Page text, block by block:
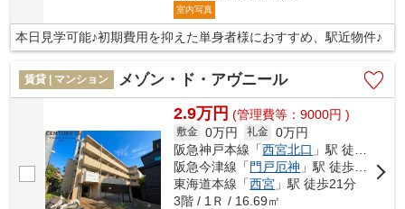
室内写真
本日見学可能♪初期費用を抑えた単身者様におすすめ、駅近物件♪
賃貸 | マンション メゾン・ド・アヴニール
2.9万円 (管理費等：9000円 )
敷金 0万円 礼金 0万円
阪急神戸本線「西宮北口 」駅 徒歩14分
阪急今津線「門戸厄神 」駅 徒歩18分
東海道本線「西宮 」駅 徒歩21分
3階 / 1Ｒ / 16.69㎡